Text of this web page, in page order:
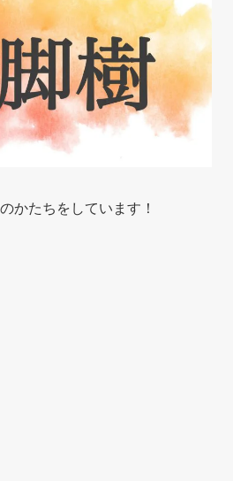
かたちをしています！